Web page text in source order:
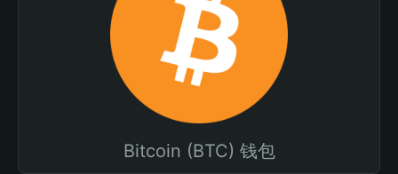
Bitcoin (BTC) 钱包